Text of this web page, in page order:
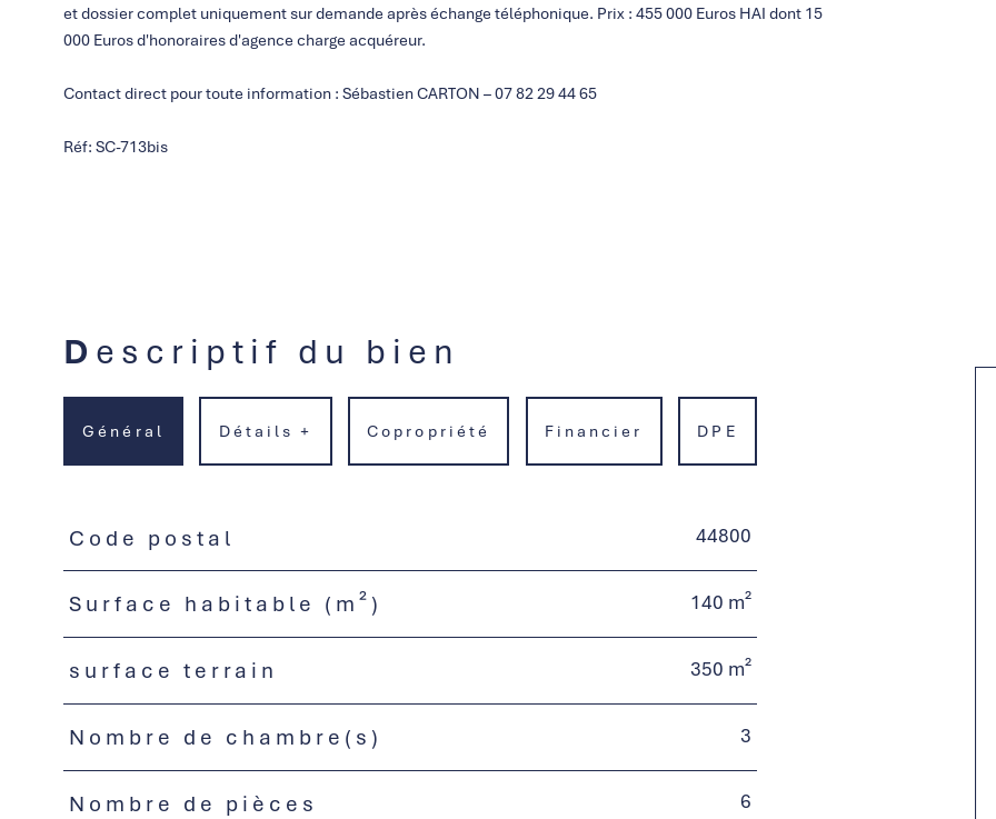
et dossier complet uniquement sur demande après échange téléphonique. Prix : 455 000 Euros HAI dont 15
000 Euros d'honoraires d'agence charge acquéreur.
Contact direct pour toute information : Sébastien CARTON – 07 82 29 44 65
Réf: SC-713bis
Descriptif du bien
Général Détails + Copropriété Financier DPE
TRAD_PAMPERO_Caracteristique
Code postal 44800
Surface habitable (m²) 140 m²
surface terrain 350 m²
Nombre de chambre(s) 3
Nombre de pièces 6